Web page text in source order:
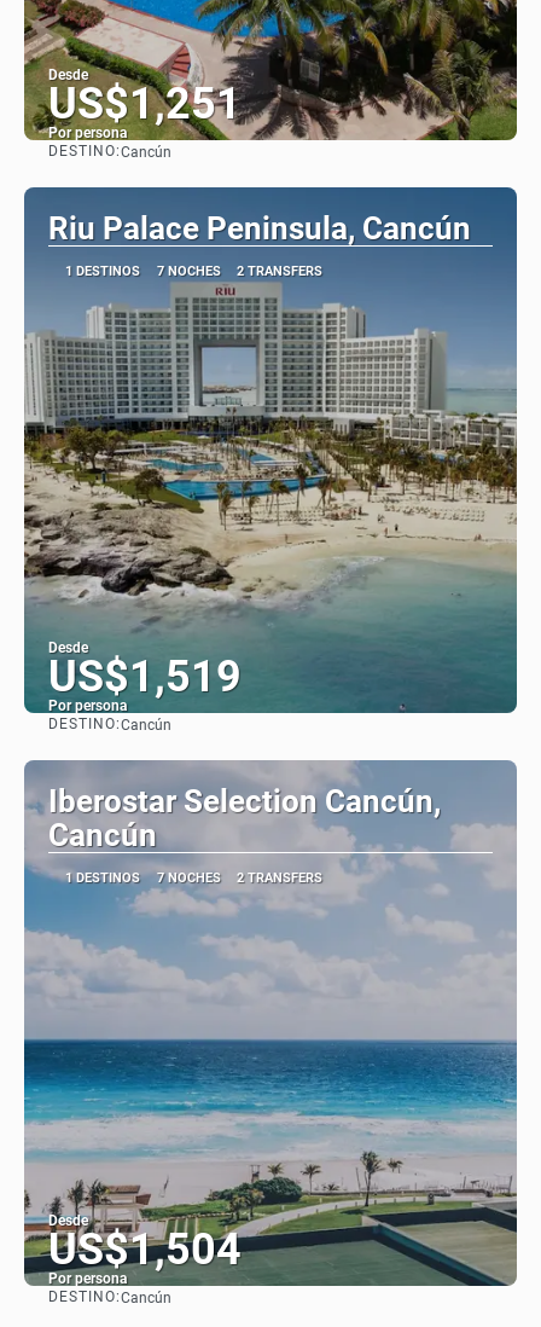
Desde
US$1,251
Por persona
DESTINO:Cancún
Riu Palace Peninsula, Cancún
1 DESTINOS 7 NOCHES 2 TRANSFERS
Desde
US$1,519
Por persona
DESTINO:Cancún
Iberostar Selection Cancún,
Cancún
1 DESTINOS 7 NOCHES 2 TRANSFERS
Desde
US$1,504
Por persona
DESTINO:Cancún